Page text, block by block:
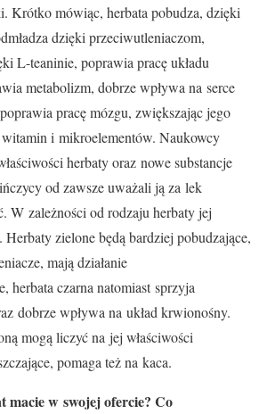
Krótko mówiąc, herbata pobudza, dzięki
dzięki przeciwutleniaczom,
L-teaninie, poprawia pracę układu
metabolizm, dobrze wpływa na serce
pracę mózgu, zwiększając jego
i mikroelementów. Naukowcy
herbaty oraz nowe substancje
od zawsze uważali ją za lek
W zależności od rodzaju herbaty jej
Herbaty zielone będą bardziej pobudzające,
mają działanie
herbata czarna natomiast sprzyja
dobrze wpływa na układ krwionośny.
mogą liczyć na jej właściwości
pomaga też na kaca.
macie w swojej ofercie? Co